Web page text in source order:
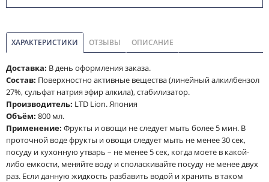
ХАРАКТЕРИСТИКИ ОТЗЫВЫ ОПИСАНИЕ
Доставка: В день оформления заказа.
Состав: Поверхностно активные вещества (линейный алкилбензол
27%, сульфат натрия эфир алкила), стабилизатор.
Производитель: LTD Lion. Япония
Объём: 800 мл.
Применение: Фрукты и овощи не следует мыть более 5 мин. В
проточной воде фрукты и овощи следует мыть не менее 30 сек,
посуду и кухонную утварь – не менее 5 сек, когда моете в какой-
либо емкости, меняйте воду и споласкивайте посуду не менее двух
раз. Если данную жидкость разбавить водой и хранить в таком